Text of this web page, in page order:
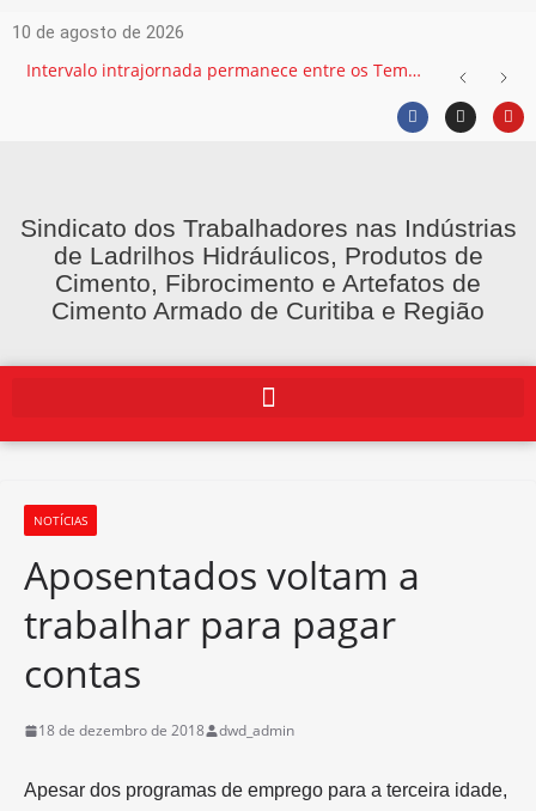
10 de agosto de 2026
Intervalo intrajornada permanece entre os Temas mais recorrentes na Justiça do Trabalho e exige atenção das empresas
Sindicato dos Trabalhadores nas Indústrias
de Ladrilhos Hidráulicos, Produtos de
Cimento, Fibrocimento e Artefatos de
Cimento Armado de Curitiba e Região
NOTÍCIAS
Aposentados voltam a
trabalhar para pagar
contas
18 de dezembro de 2018 dwd_admin
Apesar dos programas de emprego para a terceira idade,